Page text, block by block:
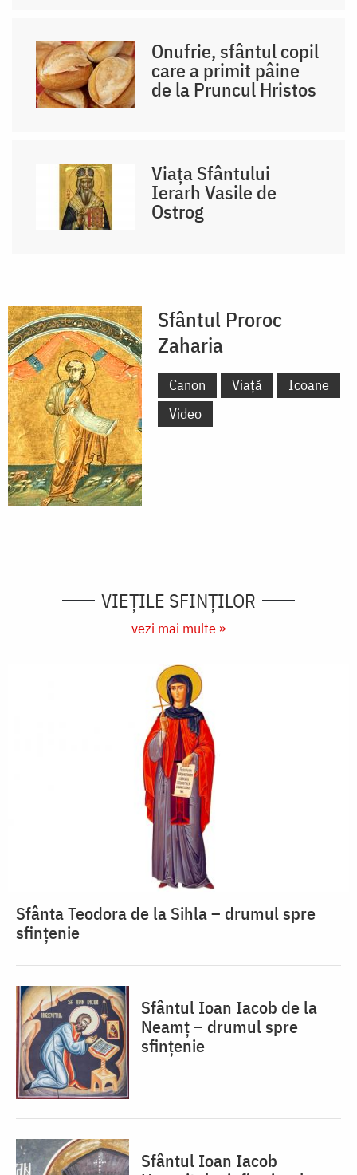
Onufrie, sfântul copil
care a primit pâine
de la Pruncul Hristos
Viața Sfântului
Ierarh Vasile de
Ostrog
Sfântul Proroc
Zaharia
Canon Viață
Icoane
Video
VIEŢILE SFINŢILOR
vezi mai multe »
Sfânta Teodora de la Sihla – drumul spre
sfințenie
Sfântul Ioan Iacob de la
Neamț – drumul spre
sfințenie
Sfântul Ioan Iacob